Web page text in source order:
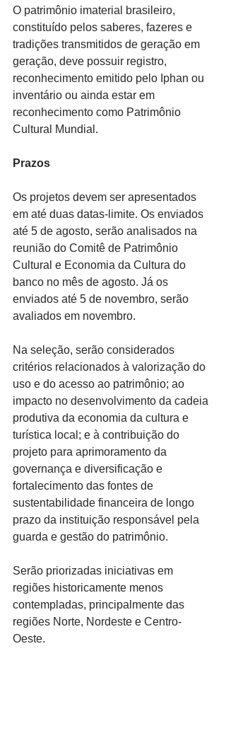
O patrimônio imaterial brasileiro,
constituído pelos saberes, fazeres e
tradições transmitidos de geração em
geração, deve possuir registro,
reconhecimento emitido pelo Iphan ou
inventário ou ainda estar em
reconhecimento como Patrimônio
Cultural Mundial.
Prazos
Os projetos devem ser apresentados
em até duas datas-limite. Os enviados
até 5 de agosto, serão analisados na
reunião do Comitê de Patrimônio
Cultural e Economia da Cultura do
banco no mês de agosto. Já os
enviados até 5 de novembro, serão
avaliados em novembro.
Na seleção, serão considerados
critérios relacionados à valorização do
uso e do acesso ao patrimônio; ao
impacto no desenvolvimento da cadeia
produtiva da economia da cultura e
turística local; e à contribuição do
projeto para aprimoramento da
governança e diversificação e
fortalecimento das fontes de
sustentabilidade financeira de longo
prazo da instituição responsável pela
guarda e gestão do patrimônio.
Serão priorizadas iniciativas em
regiões historicamente menos
contempladas, principalmente das
regiões Norte, Nordeste e Centro-
Oeste.